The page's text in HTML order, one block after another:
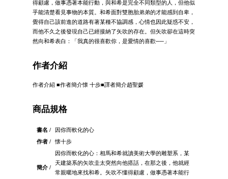
得顧慮，做事憑著本能行動，與和希是完全不同類型的人，但他似
乎能清楚看見事物的本質。和希面對雙胞胎弟弟的才能感到自卑，
覺得自己該前進的道路有著某種不協調感，心情也因此疑惑不安，
而他不久之後發現自己已經接納了矢吹的存在。但矢吹卻在這時突
然向和希表白：「我真的很喜歡你，是愛情的喜歡──」
作者介紹
作者介紹 ■作者簡介懐 十歩■譯者簡介趙聖媛
商品規格
書名 /
因你而軟化的心
作者 /
懐十歩
簡介 /
因你而軟化的心：相馬和希就讀美術大學的雕塑系，某
天建築系的矢吹圭太突然向他搭話，在那之後，他就經
常親暱地來找和希。矢吹不懂得顧慮，做事憑著本能行